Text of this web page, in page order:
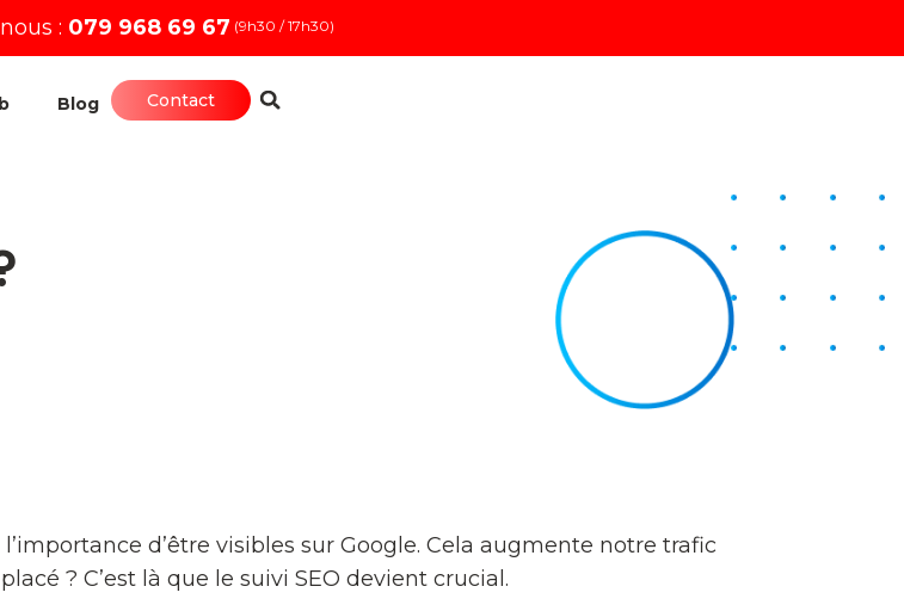
: 079 968 69 67 (9h30 / 17h30)
Blog Contact
d’être visibles sur Google. Cela augmente notre trafic
? C’est là que le suivi SEO devient crucial.